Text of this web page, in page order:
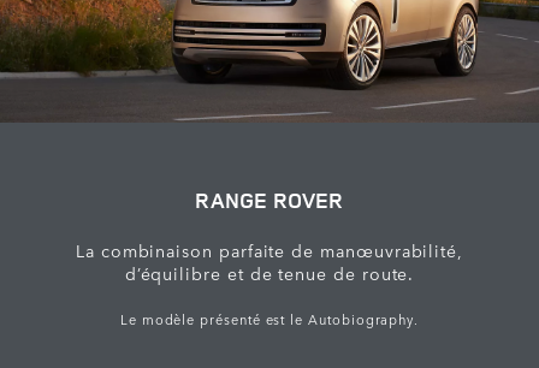
RANGE ROVER
La combinaison parfaite de manœuvrabilité,
d’équilibre et de tenue de route.
Le modèle présenté est le Autobiography.